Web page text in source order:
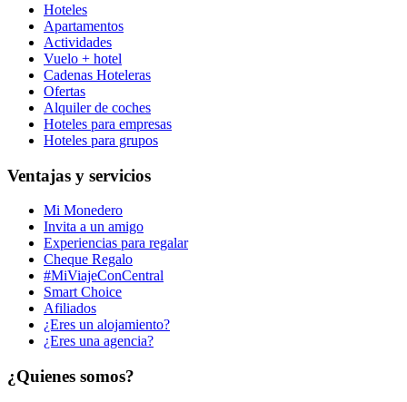
Hoteles
Apartamentos
Actividades
Vuelo + hotel
Cadenas Hoteleras
Ofertas
Alquiler de coches
Hoteles para empresas
Hoteles para grupos
Ventajas y servicios
Mi Monedero
Invita a un amigo
Experiencias para regalar
Cheque Regalo
#MiViajeConCentral
Smart Choice
Afiliados
¿Eres un alojamiento?
¿Eres una agencia?
¿Quienes somos?